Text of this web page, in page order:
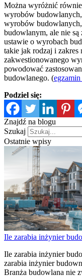
Można wyróżnić
wyrobów
wyrobów
budowlanym, ale nie
ustawie o wyrobach
takie jak rodzaj i zakres
zakwestionowanego
powodować
budowlanego. (
Podziel się:
Znajdź na blogu
Szukaj
Ostatnie wpisy
Ile zarabia inżynier
Ile zarabia inżynier
zarabia inżynier
Branża budowlana nie